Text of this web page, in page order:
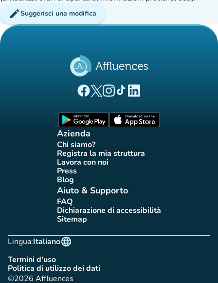
editSuggerisci una modifica
(nuova scheda)
(nuova scheda)
(nuova scheda)
(nuova scheda)
(nuova scheda)
Azienda
Chi siamo?(nuova scheda)
Registra la mia struttura
(nuova scheda)
Lavora con noi
(nuova scheda)
Press(nuova scheda)
Blog(nuova scheda)
Aiuto & Supporto
FAQ(nuova scheda)
Dichiarazione di accessibilità
(nuova scheda)
Sitemap(nuova scheda)
Lingua:
language
Italiano
Termini d'uso(nuova scheda)
Politica di utilizzo dei dati
(nuova scheda)
©2026 Affluences